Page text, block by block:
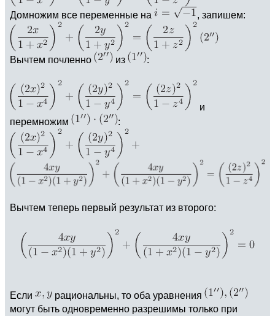
Домножим все переменные на , запишем:
Вычтем почленно из :
и
перемножим
:
Вычтем теперь первый результат из второго:
Если
рациональны, то оба уравнения
могут быть одновременно разрешимы только при